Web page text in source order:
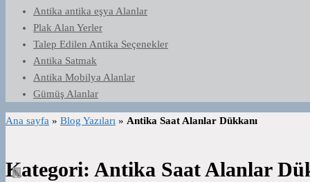
Antika antika eşya Alanlar
Plak Alan Yerler
Talep Edilen Antika Seçenekler
Antika Satmak
Antika Mobilya Alanlar
Gümüş Alanlar
Ana sayfa » Blog Yazıları » Antika Saat Alanlar Dükkanı
Kategori: Antika Saat Alanlar